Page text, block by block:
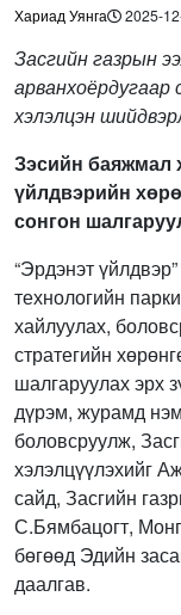
Хариад Уянга 2025-
Засгийн газрын
арванхоёрдугаар
хэлэлцэн
Зэсийн баяжмал
үйлдвэрийн
сонгон
“Эрдэнэт
технологийн
хайлуулах,
стратегийн
шалгаруулах эрх
дүрэм, журамд
боловсруулж,
хэлэлцүүлэхийг
сайд, Засгийн
С.Бямбацогт,
бөгөөд Эдийн
даалгав.